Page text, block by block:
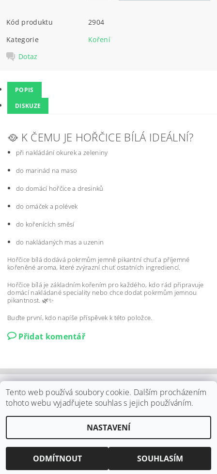
Kód produktu
2904
Kategorie
Koření
Dotaz
POPIS
DISKUZE
🥘 K ČEMU JE HOŘČICE BÍLÁ IDEÁLNÍ?
při nakládání okurek a zeleniny
do marinád na maso
do domácí hořčice a dresinků
do omáček a polévek
do kořenících směsí
do nakládaných mas a uzenin
Hořčice bílá dodává pokrmům jemně pikantní chuť a příjemné
kořeněné aroma, které zvýrazní chuť ostatních ingrediencí.
Hořčice bílá je základním kořením pro každého, kdo rád připravuje
domácí nakládané speciality nebo chce dodat pokrmům jemnou
pikantnost. 🌿✨
Buďte první, kdo napíše příspěvek k této položce.
Přidat komentář
Shoptet.cz | Můjprvníeshop.cz
ELPO Záhornice s.r.o., všechna práva vyhrazena
cookies
Tento web používá soubory cookie. Dalším procházením
tohoto webu vyjadřujete souhlas s jejich používáním.
NASTAVENÍ
ODMÍTNOUT SOUHLASÍM